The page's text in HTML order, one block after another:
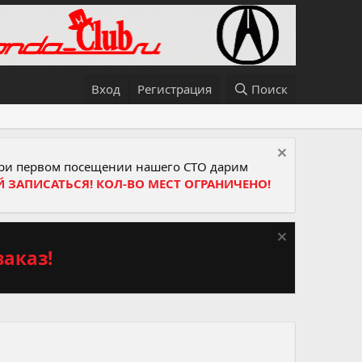
Вход Регистрация Поиск
первом посещении нашего СТО дарим
ЗАПИСАТЬСЯ! КОЛ-ВО МЕСТ ОГРАНИЧЕНО!